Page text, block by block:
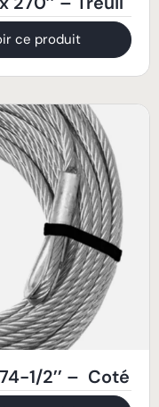
ce produit
1/2’’ – Coté